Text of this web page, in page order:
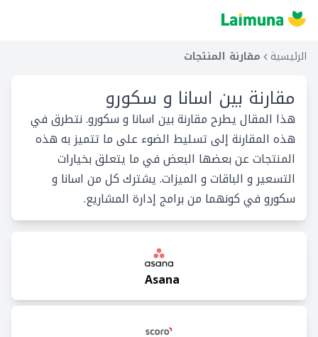
الرئيسية مقارنة المنتجات
مقارنة بين اسانا و سكورو
هذا المقال يطرح مقارنة بين اسانا و سكورو. نتطرق في
هذه المقارنة إلى تسليط الضوء على ما تتميز به هذه
المنتجات عن بعضها البعض في ما يتعلق بخيارات
التسعير و الباقات و الميزات. يشترك كل من اسانا و
سكورو في كونهما من برامج إدارة المشاريع.
Asana